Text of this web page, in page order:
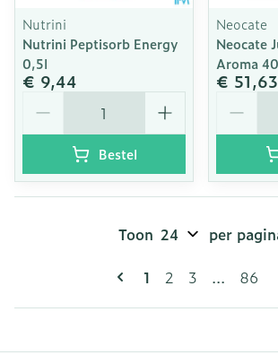
Nutrini
Nutrini Peptisorb Energy
0,5l
€ 9,44
Bestel
Neocate
Neocate
Aroma
€ 51,63
Pagina's
U lees momenteel
1 Pagina
2 Pagina
3 ... 86
Toon per